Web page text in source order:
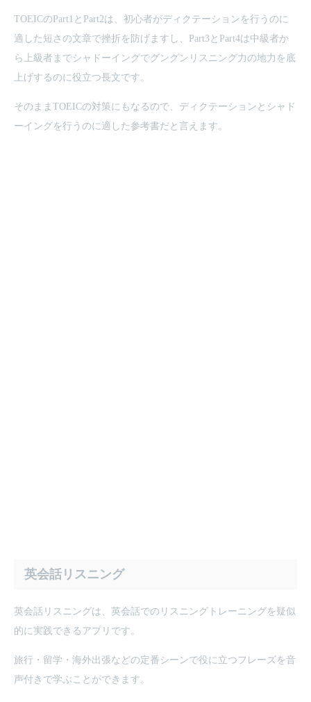
TOEICのPart1とPart2は、初心者がディクテーションを行うのに
適した短さの文章で挫折を防げますし、Part3とPart4は中級者か
ら上級者までシャドーイングでグングンリスニング力の地力を底
上げするのに役立つ長文です。
そのままTOEICの対策にもなるので、ディクテーションとシャド
ーイングを行うのに適した参考書だと言えます。
英会話リスニング
英会話リスニングは、英会話でのリスニングトレーニングを疑似
的に実践できるアプリです。
旅行・留学・海外出張などの定番シーンで役に立つフレーズを音
声付きで学ぶことができます。